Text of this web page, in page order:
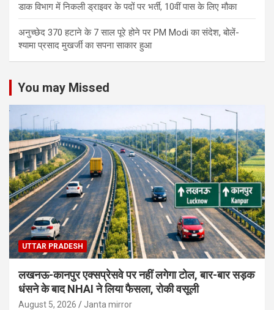
डाक विभाग में निकली ड्राइवर के पदों पर भर्ती, 10वीं पास के लिए मौका
अनुच्छेद 370 हटाने के 7 साल पूरे होने पर PM Modi का संदेश, बोलें-
श्यामा प्रसाद मुखर्जी का सपना साकार हुआ
You may Missed
UTTAR PRADESH
लखनऊ-कानपुर एक्सप्रेसवे पर नहीं लगेगा टोल, बार-बार सड़क
धंसने के बाद NHAI ने लिया फैसला, रोकी वसूली
August 5, 2026 Janta mirror